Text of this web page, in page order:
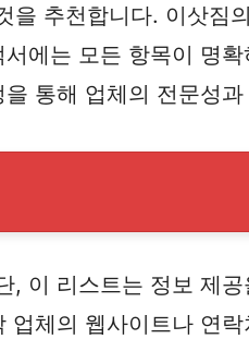
추천합니다. 이삿짐
에는 모든 항목이 명
통해 업체의 전문성
이 리스트는 정보 제
체의 웹사이트나 연